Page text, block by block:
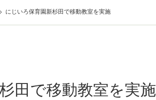
にじいろ保育園新杉田で移動教室を実施
田で移動教室を実施